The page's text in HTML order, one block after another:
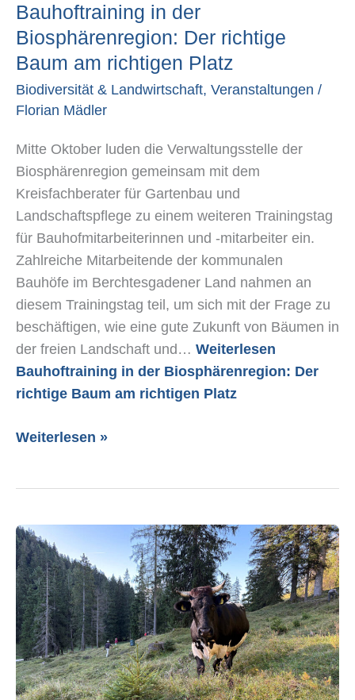
Bauhoftraining in der
Biosphärenregion: Der richtige
Baum am richtigen Platz
Biodiversität & Landwirtschaft, Veranstaltungen /
Florian Mädler
Mitte Oktober luden die Verwaltungsstelle der
Biosphärenregion gemeinsam mit dem
Kreisfachberater für Gartenbau und
Landschaftspflege zu einem weiteren Trainingstag
für Bauhofmitarbeiterinnen und -mitarbeiter ein.
Zahlreiche Mitarbeitende der kommunalen
Bauhöfe im Berchtesgadener Land nahmen an
diesem Trainingstag teil, um sich mit der Frage zu
beschäftigen, wie eine gute Zukunft von Bäumen in
der freien Landschaft und… Weiterlesen
Bauhoftraining in der Biosphärenregion: Der
richtige Baum am richtigen Platz
Biosphärenregion:
Der
richtige
am
Platz
Weiterlesen »
Freiwilligeneinsätze
in
der
Biosphärenregion:
Schwend-
Aktionen
auf
Almflächen